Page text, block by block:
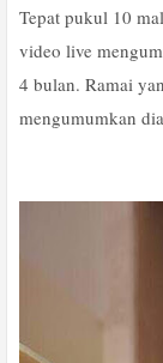
Tepat pukul 10
video live
4 bulan. Ramai
mengumumkan